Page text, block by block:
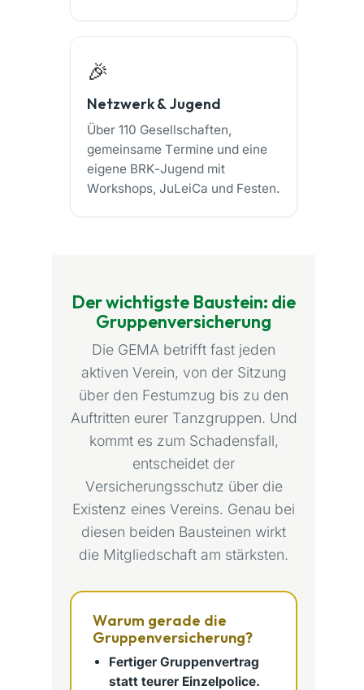
🎉
Netzwerk & Jugend
Über 110 Gesellschaften,
gemeinsame Termine und eine
eigene BRK-Jugend mit
Workshops, JuLeiCa und Festen.
Der wichtigste Baustein: die
Gruppenversicherung
Die GEMA betrifft fast jeden
aktiven Verein, von der Sitzung
über den Festumzug bis zu den
Auftritten eurer Tanzgruppen. Und
kommt es zum Schadensfall,
entscheidet der
Versicherungsschutz über die
Existenz eines Vereins. Genau bei
diesen beiden Bausteinen wirkt
die Mitgliedschaft am stärksten.
Warum gerade die
Gruppenversicherung?
Fertiger Gruppenvertrag
statt teurer Einzelpolice.